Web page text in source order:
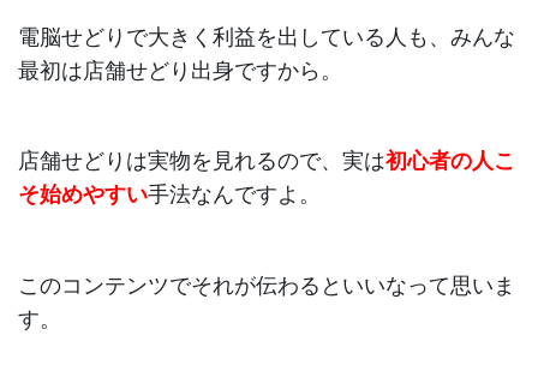
電脳せどりで大きく利益を出している人も、みんな
最初は店舗せどり出身ですから。
店舗せどりは実物を見れるので、実は初心者の人こ
そ始めやすい手法なんですよ。
このコンテンツでそれが伝わるといいなって思いま
す。